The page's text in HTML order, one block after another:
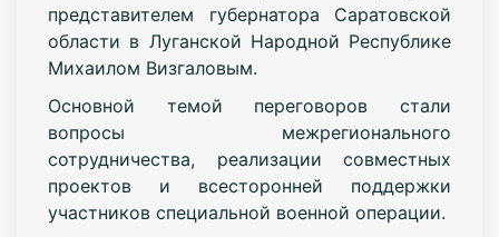
представителем губернатора Саратовской
области в Луганской Народной Республике
Михаилом Визгаловым.
Основной темой переговоров стали
вопросы межрегионального
сотрудничества, реализации совместных
проектов и всесторонней поддержки
участников специальной военной операции.